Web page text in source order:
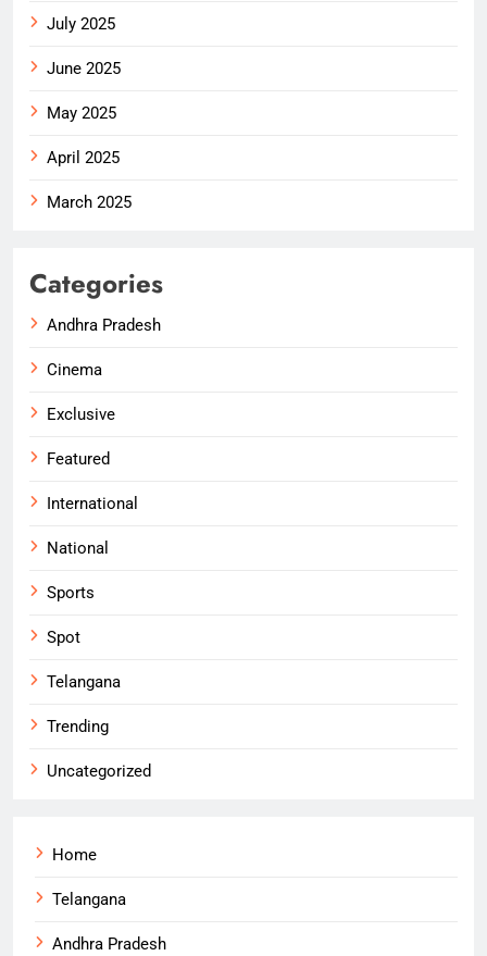
July 2025
June 2025
May 2025
April 2025
March 2025
Categories
Andhra Pradesh
Cinema
Exclusive
Featured
International
National
Sports
Spot
Telangana
Trending
Uncategorized
Home
Telangana
Andhra Pradesh